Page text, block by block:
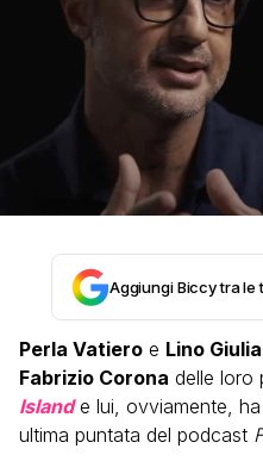
Aggiungi Biccy tra le
Perla Vatiero e Lino
Fabrizio Corona delle loro
Islande lui, ovviamente,
ultima puntata del podcast